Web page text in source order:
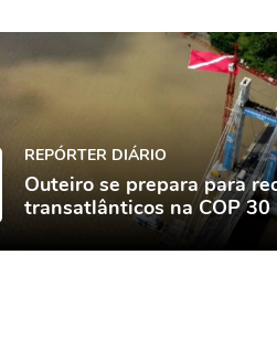
REPÓRTER DIÁRIO
Outeiro se prepara para
transatlânticos na COP 30